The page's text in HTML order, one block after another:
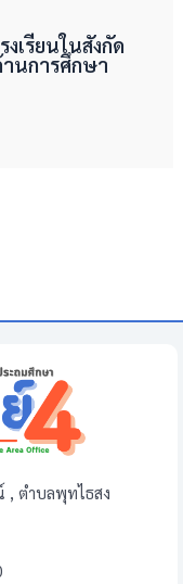
เรียนในสังกัด
นการศึกษา
, ตำบลพุทไธสง